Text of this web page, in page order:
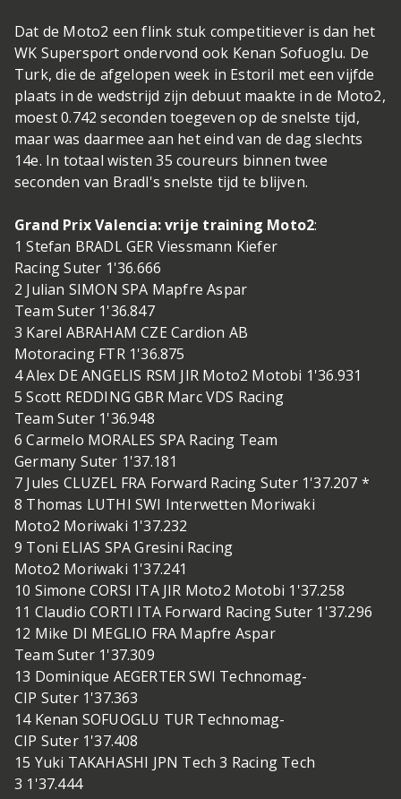
Dat de Moto2 een flink stuk competitiever is dan het
WK Supersport ondervond ook Kenan Sofuoglu. De
Turk, die de afgelopen week in Estoril met een vijfde
plaats in de wedstrijd zijn debuut maakte in de Moto2,
moest 0.742 seconden toegeven op de snelste tijd,
maar was daarmee aan het eind van de dag slechts
14e. In totaal wisten 35 coureurs binnen twee
seconden van Bradl's snelste tijd te blijven.
Grand Prix Valencia: vrije training Moto2:
1 Stefan BRADL GER Viessmann Kiefer
Racing Suter 1'36.666
2 Julian SIMON SPA Mapfre Aspar
Team Suter 1'36.847
3 Karel ABRAHAM CZE Cardion AB
Motoracing FTR 1'36.875
4 Alex DE ANGELIS RSM JIR Moto2 Motobi 1'36.931
5 Scott REDDING GBR Marc VDS Racing
Team Suter 1'36.948
6 Carmelo MORALES SPA Racing Team
Germany Suter 1'37.181
7 Jules CLUZEL FRA Forward Racing Suter 1'37.207 *
8 Thomas LUTHI SWI Interwetten Moriwaki
Moto2 Moriwaki 1'37.232
9 Toni ELIAS SPA Gresini Racing
Moto2 Moriwaki 1'37.241
10 Simone CORSI ITA JIR Moto2 Motobi 1'37.258
11 Claudio CORTI ITA Forward Racing Suter 1'37.296
12 Mike DI MEGLIO FRA Mapfre Aspar
Team Suter 1'37.309
13 Dominique AEGERTER SWI Technomag-
CIP Suter 1'37.363
14 Kenan SOFUOGLU TUR Technomag-
CIP Suter 1'37.408
15 Yuki TAKAHASHI JPN Tech 3 Racing Tech
3 1'37.444